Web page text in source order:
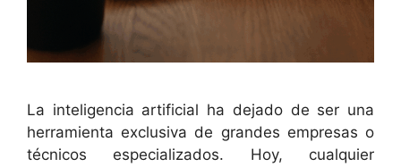
La inteligencia artificial ha dejado de ser una
herramienta exclusiva de grandes empresas o
técnicos especializados. Hoy, cualquier